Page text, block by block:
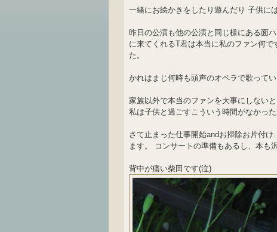
一緒にお絵かきをしたり遊んだり 子供に
昨日の公演も他の公演と同じ様にある面
に来てくれるT君は本当に私のファン何
た。
かれはまじ何時も頭声のオペラで歌って
家族以外で本当のファンを大事にしない
私は子供と過ごすこういう時間がなかっ
さて止まった仕事開始andお掃除お片付
ます。 コンサートの準備もあるし、本も
背中が痛い柴田です(泣)